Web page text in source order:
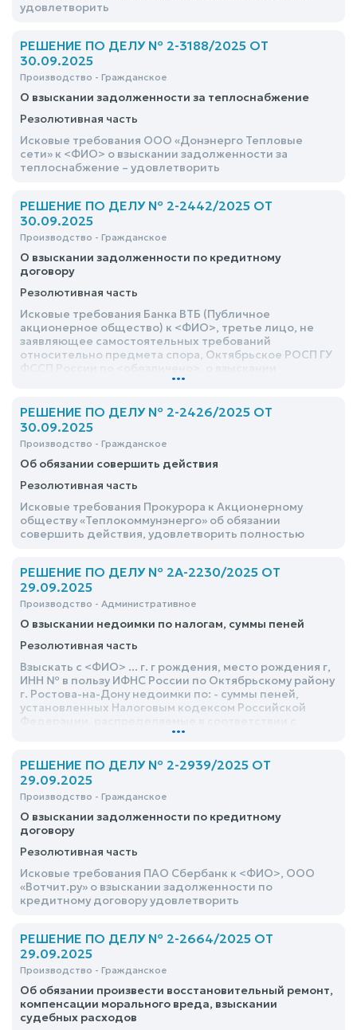
удовлетворить
РЕШЕНИЕ ПО ДЕЛУ № 2-3188/2025 ОТ
30.09.2025
Производство - Гражданское
О взыскании задолженности за теплоснабжение
Резолютивная часть
Исковые требования ООО «Донэнерго Тепловые
сети» к <ФИО> о взыскании задолженности за
теплоснабжение – удовлетворить
РЕШЕНИЕ ПО ДЕЛУ № 2-2442/2025 ОТ
30.09.2025
Производство - Гражданское
О взыскании задолженности по кредитному
договору
Резолютивная часть
Исковые требования Банка ВТБ (Публичное
акционерное общество) к <ФИО>, третье лицо, не
заявляющее самостоятельных требований
относительно предмета спора, Октябрьское РОСП ГУ
ФССП России по <обезличено>, о взыскании
задолженности по кредитному договору,
...
РЕШЕНИЕ ПО ДЕЛУ № 2-2426/2025 ОТ
30.09.2025
Производство - Гражданское
Об обязании совершить действия
Резолютивная часть
Исковые требования Прокурора к Акционерному
обществу «Теплокоммунэнерго» об обязании
совершить действия, удовлетворить полностью
РЕШЕНИЕ ПО ДЕЛУ № 2А-2230/2025 ОТ
29.09.2025
Производство - Административное
О взыскании недоимки по налогам, суммы пеней
Резолютивная часть
Взыскать с <ФИО> ... г. г рождения, место рождения г,
ИНН № в пользу ИФНС России по Октябрьскому району
г. Ростова-на-Дону недоимки по: - суммы пеней,
установленных Налоговым кодексом Российской
Федерации, распределяемые в соответствии с
подпунктом 1 пункта 11 статьи 46 Бюджетного
№ руб
...
РЕШЕНИЕ ПО ДЕЛУ № 2-2939/2025 ОТ
29.09.2025
Производство - Гражданское
О взыскании задолженности по кредитному
договору
Резолютивная часть
Исковые требования ПАО Сбербанк к <ФИО>, ООО
«Вотчит.ру» о взыскании задолженности по
кредитному договору удовлетворить
РЕШЕНИЕ ПО ДЕЛУ № 2-2664/2025 ОТ
29.09.2025
Производство - Гражданское
Об обязании произвести восстановительный ремонт,
компенсации морального вреда, взыскании
судебных расходов